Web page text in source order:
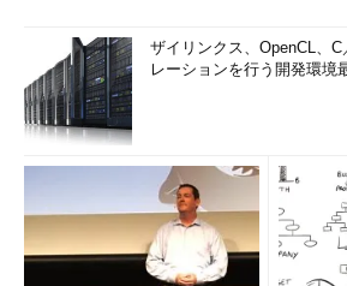
（正式には「電子署名及び認
関する法律」）が国会で可決
この電子署名法は、分かりや
うと、文書に電子署名がされた
押印がされたものと同等の効
せること、そして特定の基準
ザイリンクス、OpenCL、
レーションを行う開発環境